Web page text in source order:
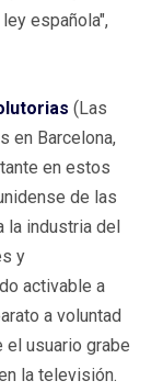
española",
(Las
en Barcelona,
en estos
de las
la industria del
y
activable a
a voluntad
el usuario grabe
la televisión.